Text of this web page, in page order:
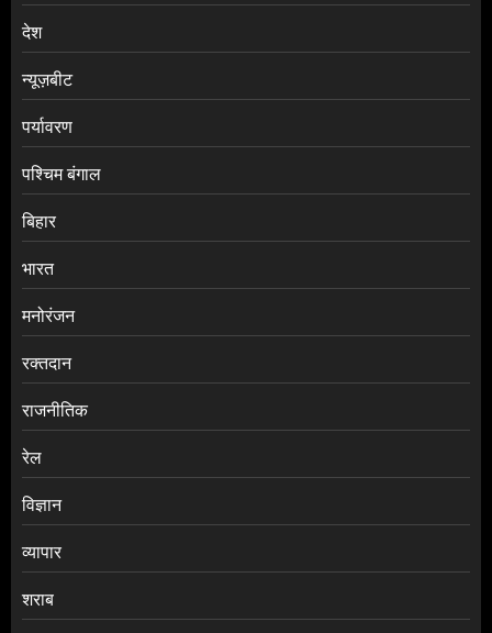
देश
न्यूज़बीट
पर्यावरण
पश्चिम बंगाल
बिहार
भारत
मनोरंजन
रक्तदान
राजनीतिक
रेल
विज्ञान
व्यापार
शराब